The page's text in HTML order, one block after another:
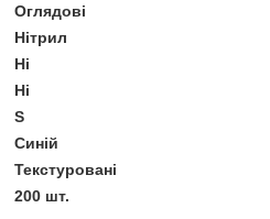
Оглядові
Нітрил
Ні
Ні
S
Синій
Текстуровані
200 шт.